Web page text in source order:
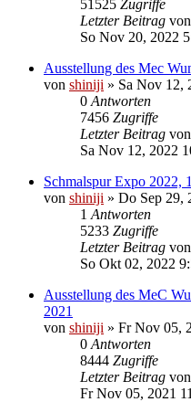
51525 Zugriffe
Letzter Beitrag von
So Nov 20, 2022
Ausstellung des Mec
von shiniji » Sa Nov 12,
0 Antworten
7456 Zugriffe
Letzter Beitrag von
Sa Nov 12, 2022
Schmalspur Expo 2022,
von shiniji » Do Sep 29,
1 Antworten
5233 Zugriffe
Letzter Beitrag von
So Okt 02, 2022
Ausstellung des MeC
2021
von shiniji » Fr Nov 05,
0 Antworten
8444 Zugriffe
Letzter Beitrag von
Fr Nov 05, 2021